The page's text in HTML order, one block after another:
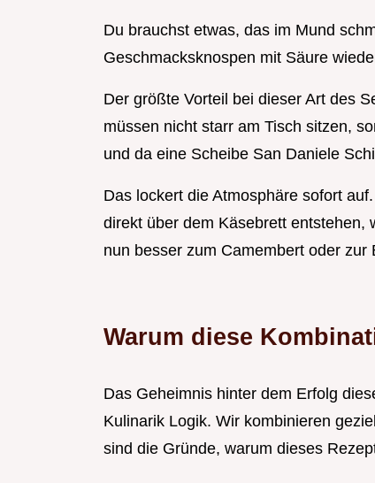
Du brauchst etwas, das im Mund
Geschmacksknospen mit Säure
Der größte Vorteil bei dieser Art des
müssen nicht starr am Tisch sitzen,
und da eine Scheibe San Daniele
Das lockert die Atmosphäre sofort
direkt über dem Käsebrett entstehen,
nun besser zum Camembert oder zur
Warum diese
Das Geheimnis hinter dem Erfolg
Kulinarik Logik. Wir kombinieren
sind die Gründe, warum dieses